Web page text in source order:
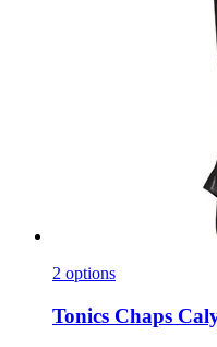
2 options
Tonics Chaps